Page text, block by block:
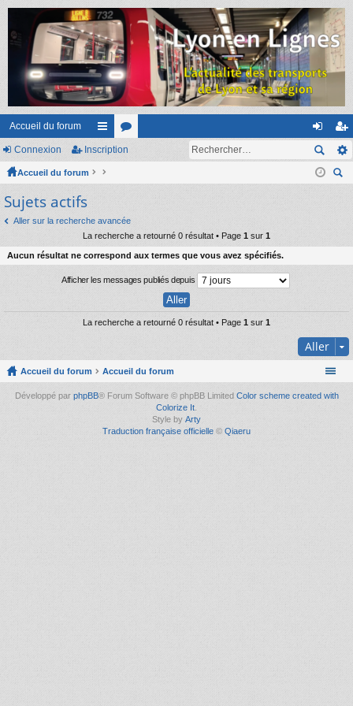
Accueil du forum
ac
co
ci
s
or
s
on
ne
ns
cri
Connexion Inscription
Accueil du forum
Sujets actifs
Aller sur la recherche avancée
La recherche a retourné 0 résultat • Page 1 sur 1
Aucun résultat ne correspond aux termes que vous avez spécifiés.
Afficher les messages publiés depuis
La recherche a retourné 0 résultat • Page 1 sur 1
Aller
Accueil du forum Accueil du forum
Développé par phpBB® Forum Software © phpBB Limited Color scheme created with
Colorize It
Style by Arty
Traduction française officielle © Qiaeru